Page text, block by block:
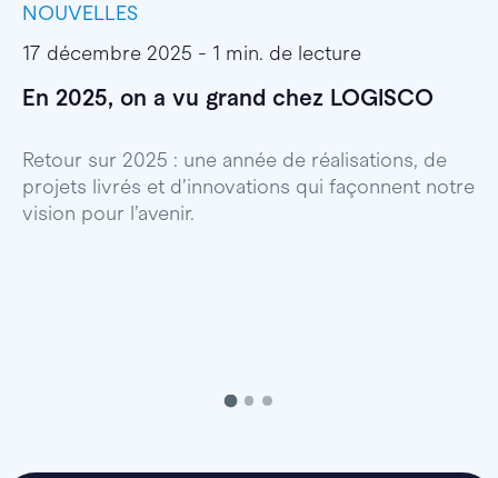
NOUVELLES
17 décembre 2025 - 1 min. de lecture
En 2025, on a vu grand chez LOGISCO
Retour sur 2025 : une année de réalisations, de
projets livrés et d’innovations qui façonnent notre
vision pour l’avenir.